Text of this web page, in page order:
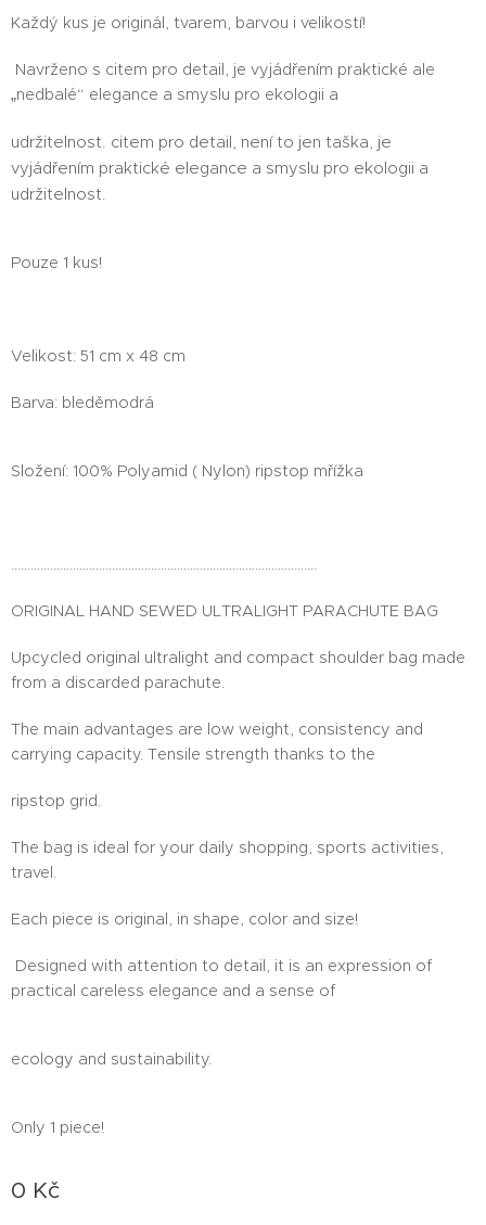
Každý kus je originál, tvarem, barvou i velikostí!
Navrženo s citem pro detail, je vyjádřením praktické ale
„nedbalé“ elegance a smyslu pro ekologii a
udržitelnost. citem pro detail, není to jen taška, je
vyjádřením praktické elegance a smyslu pro ekologii a
udržitelnost.
Pouze 1 kus!
Velikost: 51 cm x 48 cm
Barva: bleděmodrá
Složení: 100% Polyamid ( Nylon) ripstop mřížka
………………………………………………………………………………….
ORIGINAL HAND SEWED ULTRALIGHT PARACHUTE BAG
Upcycled original ultralight and compact shoulder bag made
from a discarded parachute.
The main advantages are low weight, consistency and
carrying capacity. Tensile strength thanks to the
ripstop grid.
The bag is ideal for your daily shopping, sports activities,
travel.
Each piece is original, in shape, color and size!
Designed with attention to detail, it is an expression of
practical careless elegance and a sense of
ecology and sustainability.
Only 1 piece!
0 Kč